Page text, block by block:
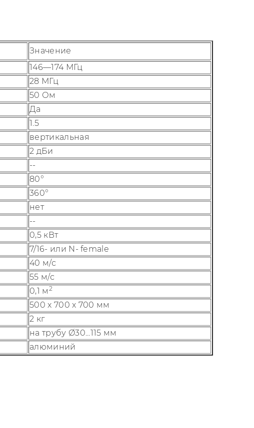
Значение
146—174 МГц
28 МГц
50 Ом
Да
1.5
вертикальная
2 дБи
--
80°
360°
нет
--
0,5 кВт
7/16- или N- female
40 м/с
55 м/с
0,1 м 2
500 x 700 х 700 мм
2 кг
на трубу Ø30...115 мм
алюминий